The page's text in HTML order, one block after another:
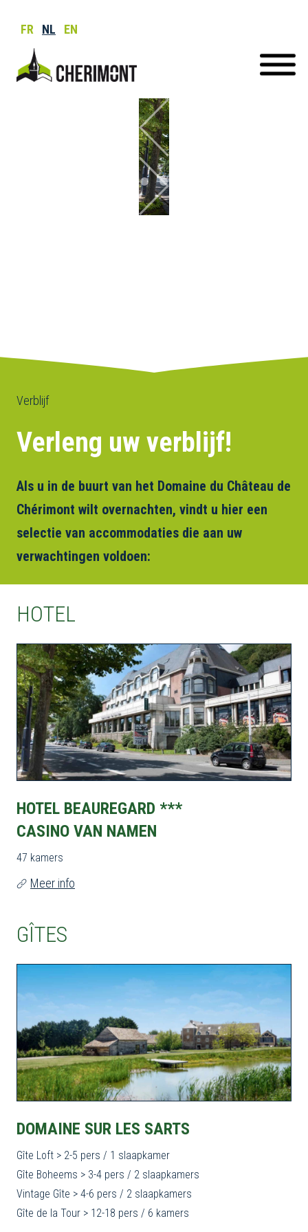
FR NL EN
Verblijf
Verleng uw verblijf!
Als u in de buurt van het Domaine du Château de
Chérimont wilt overnachten, vindt u hier een
selectie van accommodaties die aan uw
verwachtingen voldoen:
HOTEL
HOTEL BEAUREGARD ***
CASINO VAN NAMEN
47 kamers
Meer info
GÎTES
DOMAINE SUR LES SARTS
Gîte Loft > 2-5 pers / 1 slaapkamer
Gîte Boheems > 3-4 pers / 2 slaapkamers
Vintage Gîte > 4-6 pers / 2 slaapkamers
Gîte de la Tour > 12-18 pers / 6 kamers